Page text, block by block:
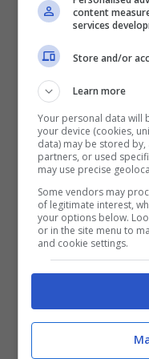
Ci sono delle
importanti per il
Juventusche ora
altro giocatore
che ha chiesto in
dopo anche delle
l’infortunio di
futuro e al
terzino arrivato
content
services
Store and/or
Learn more
Your personal data will
your device (cookies,
data) may be stored
partners, or used
may use precise
Some vendors may
of legitimate interest,
your options below.
or in the site menu to
and cookie settings.